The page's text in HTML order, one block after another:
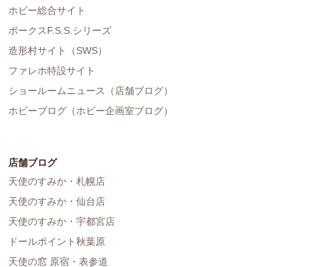
ホビー総合サイト
ボークスF.S.S.シリーズ
造形村サイト（SWS）
ファレホ特設サイト
ショールームニュース（店舗ブログ）
ホビーブログ（ホビー企画室ブログ）
店舗ブログ
天使のすみか・札幌店
天使のすみか・仙台店
天使のすみか・宇都宮店
ドールポイント秋葉原
天使の窓 原宿・表参道